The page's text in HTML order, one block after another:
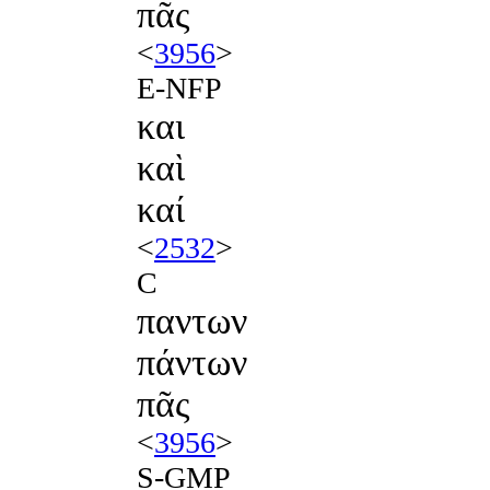
πᾶς
<3956>
E-NFP
και
καὶ
καί
<2532>
C
παντων
πάντων
πᾶς
<3956>
S-GMP